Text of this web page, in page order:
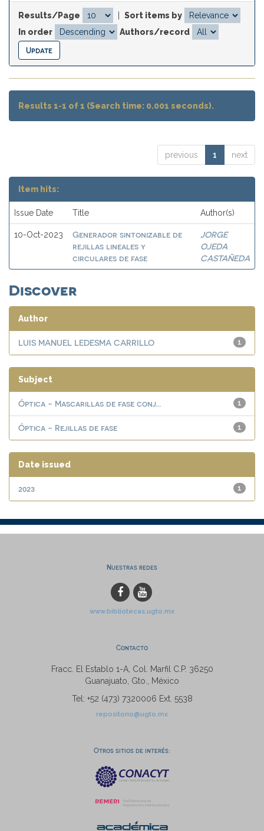
Results/Page
Sort items by
In order
Authors/record
Results 1-1 of 1 (Search time: 0.001 seconds).
previous 1 next
Item hits:
Issue Date Title Author(s)
10-Oct-2023
Generador sintonizable de
rejillas lineales y
circulares de fase
JORGE
OJEDA
CASTAÑEDA
Discover
Author
1
LUIS MANUEL LEDESMA CARRILLO
Subject
1
Óptica - Mascarillas de fase conj...
1
Óptica - Rejillas de fase
Date issued
1
2023
Nuestras redes
www.bibliotecas.ugto.mx
Contacto
Fracc. El Establo 1-A, Col. Marfil C.P. 36250
Guanajuato, Gto., México
Tel: +52 (473) 7320006 Ext. 5538
repositorio@ugto.mx
Otros sitios de interés: